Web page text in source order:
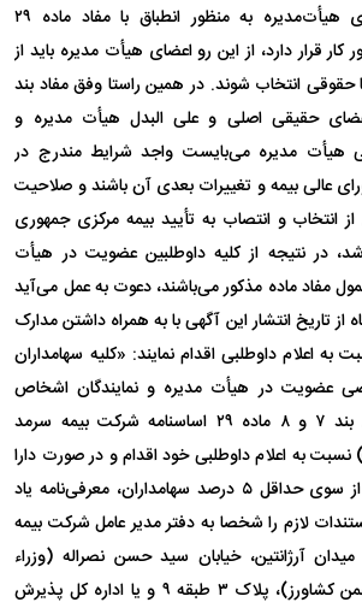
می‌رساند، انتخاب اعضای هیأت‌مدیره به منظور انطباق با مفاد ماده ۲۹
قرار دارد، از این رو اعضای هیأت مدیره باید از
حقوقی انتخاب شوند. در همین راستا وفق مفاد بند
اعضای حقیقی اصلی و علی البدل هیأت مدیره و
هیأت مدیره می‌بایست واجد شرایط مندرج در
عالی بیمه و تغییرات بعدی آن باشند و صلاحیت
انتخاب و انتصاب به تأیید بیمه مرکزی جمهوری
در نتیجه از کلیه داوطلبین عضویت در هیأت
مفاد ماده مذکور می‌باشند، دعوت به عمل می‌آید
تاریخ انتشار این آگهی با به همراه داشتن مدارک
اعلام داوطلبی اقدام نمایند: «کلیه سهامداران
عضویت در هیأت مدیره و نمایندگان اشخاص
حقوقی می‌بایست وفق بند ۷ و ۸ ماده ۲۹ اساسنامه شرکت بیمه سرمد
به اعلام داوطلبی خود اقدام و در صورت دارا
بودن معرفی نامه کتبی از سوی حداقل ۵ درصد سهامداران، معرفی‌نامه یاد
لازم را شخصا به دفتر مدیر عامل شرکت بیمه
آرژانتین، خیابان سید حسن نصراله (وزراء
سابق)، خیابان هفتم (بهمن کشاورز)، پلاک ۳ طبقه ۹ و یا اداره کل پذیرش